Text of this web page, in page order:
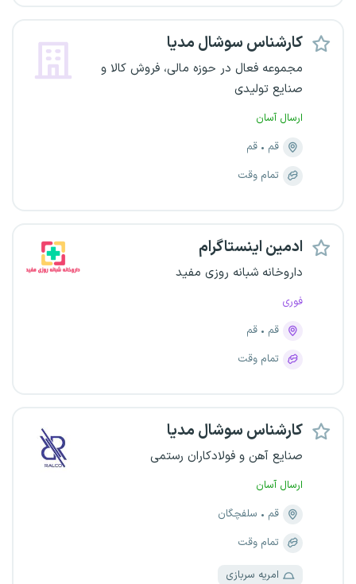
کارشناس سوشال مدیا
مجموعه فعال در حوزه مالی، فروش کالا و
صنایع تولیدی
ارسال آسان
قم
قم
تمام وقت
ادمین اینستاگرام
داروخانه شبانه روزی مفید
فوری
قم
قم
تمام وقت
کارشناس سوشال مدیا
صنایع آهن و فولادکاران رستمی
ارسال آسان
قم
سلفچگان
تمام وقت
امریه سربازی